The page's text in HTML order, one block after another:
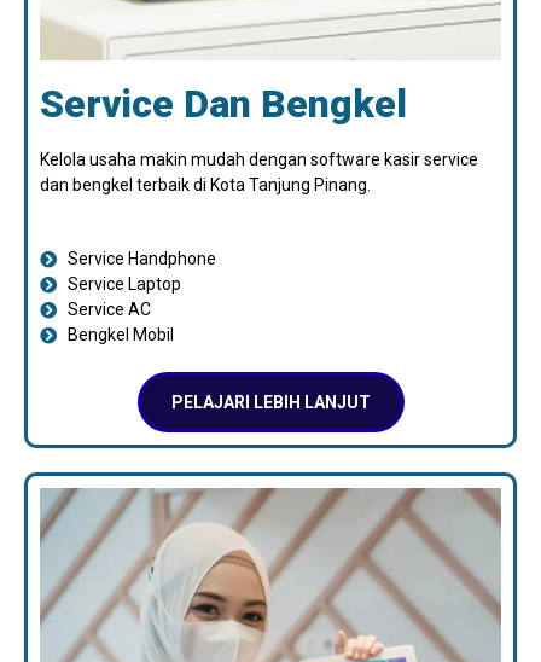
Service Dan Bengkel
Kelola usaha makin mudah dengan software kasir service
dan bengkel terbaik di Kota Tanjung Pinang.
Service Handphone
Service Laptop
Service AC
Bengkel Mobil
PELAJARI LEBIH LANJUT